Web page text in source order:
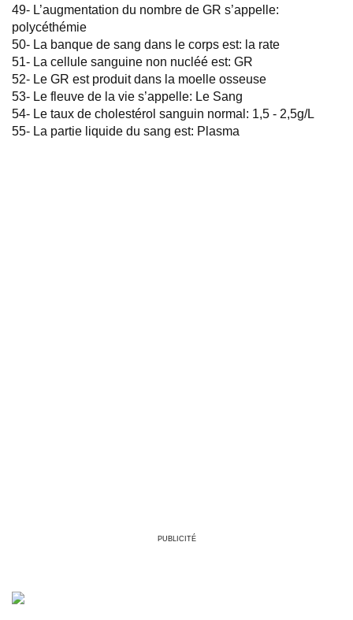
49- L’augmentation du nombre de GR s’appelle:
polycéthémie
50- La banque de sang dans le corps est: la rate
51- La cellule sanguine non nucléé est: GR
52- Le GR est produit dans la moelle osseuse
53- Le fleuve de la vie s’appelle: Le Sang
54- Le taux de cholestérol sanguin normal: 1,5 - 2,5g/L
55- La partie liquide du sang est: Plasma
PUBLICITÉ